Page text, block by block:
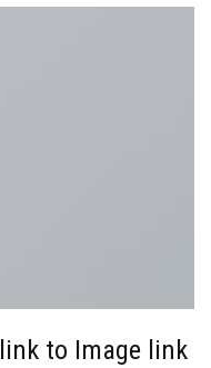
link to Image link